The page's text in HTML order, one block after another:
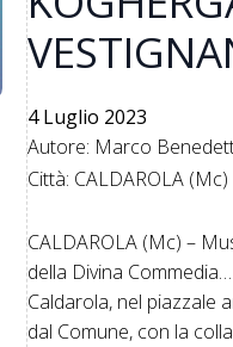
4 Luglio 2023
Autore: Marco
Città: CALDAROLA (Mc)
CALDAROLA (Mc) –
della Divina
Caldarola, nel piazzale
dal Comune, con la